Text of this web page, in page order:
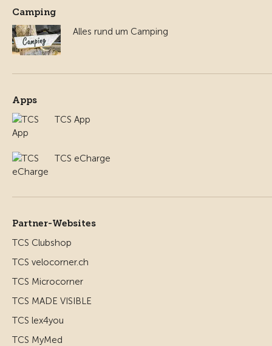
Camping
Alles rund um Camping
Apps
TCS App
TCS eCharge
Partner-Websites
TCS Clubshop
TCS velocorner.ch
TCS Microcorner
TCS MADE VISIBLE
TCS lex4you
TCS MyMed